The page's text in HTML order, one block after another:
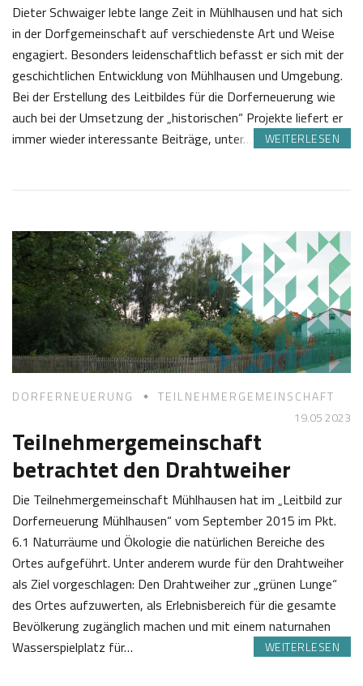
Dieter Schwaiger lebte lange Zeit in Mühlhausen und hat sich
in der Dorfgemeinschaft auf verschiedenste Art und Weise
engagiert. Besonders leidenschaftlich befasst er sich mit der
geschichtlichen Entwicklung von Mühlhausen und Umgebung.
Bei der Erstellung des Leitbildes für die Dorferneuerung wie
auch bei der Umsetzung der „historischen“ Projekte liefert er
immer wieder interessante Beiträge, unter…
WEITERLESEN
6
0
8
2
0
2
o
e
f
K
a
s
l
DORFERNEUERUNG
TEILNEHMERGEMEINSCHAFT
19.05 2023
Teilnehmergemeinschaft
betrachtet den Drahtweiher
Die Teilnehmergemeinschaft Mühlhausen hat im „Leitbild zur
Dorferneuerung Mühlhausen“ vom September 2015 im Pkt.
6.1 Naturräume und Ökologie die natürlichen Bereiche des
Ortes aufgeführt. Unter anderem wurde für den Drahtweiher
als Ziel vorgeschlagen: Den Drahtweiher zur „grünen Lunge“
des Ortes aufzuwerten, als Erlebnisbereich für die gesamte
Bevölkerung zugänglich machen und mit einem naturnahen
Wasserspielplatz für…
WEITERLESEN